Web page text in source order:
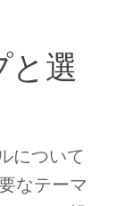
と選
について
なテーマ